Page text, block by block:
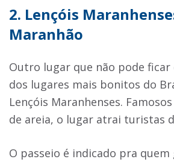
2. Lençóis
Maranhão
Outro lugar que não pode
dos lugares mais bonitos do
Lençóis Maranhenses.
de areia, o lugar atrai turistas
O passeio é indicado pra quem